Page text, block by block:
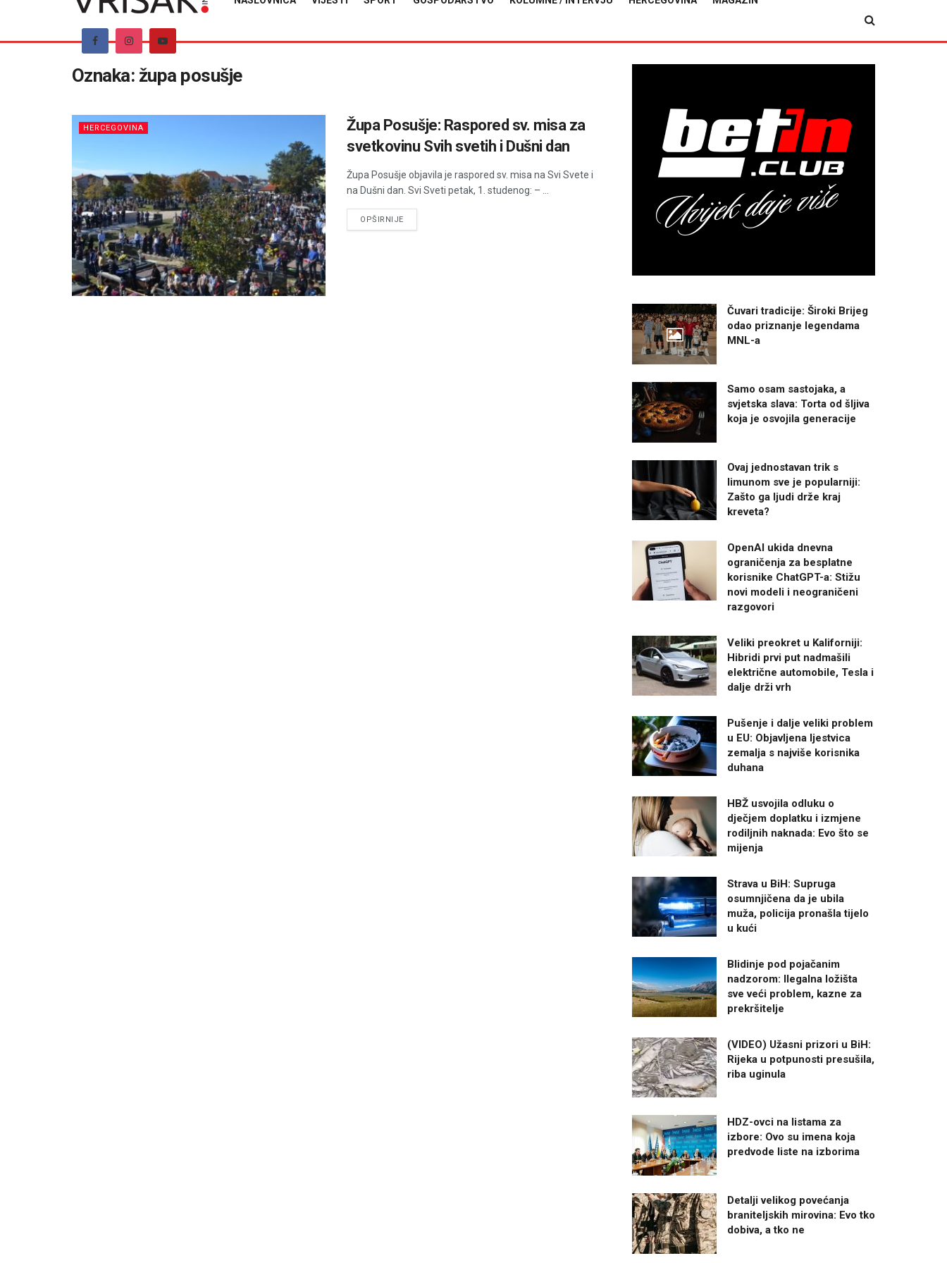
Oznaka: župa posušje
HERCEGOVINA
Župa Posušje: Raspored sv. misa za
svetkovinu Svih svetih i Dušni dan
Župa Posušje objavila je raspored sv. misa na Svi Svete i
na Dušni dan. Svi Sveti petak, 1. studenog: – ...
OPŠIRNIJEDETAILS
Čuvari tradicije: Široki Brijeg
odao priznanje legendama
MNL-a
Samo osam sastojaka, a
svjetska slava: Torta od šljiva
koja je osvojila generacije
Ovaj jednostavan trik s
limunom sve je popularniji:
Zašto ga ljudi drže kraj
kreveta?
OpenAI ukida dnevna
ograničenja za besplatne
korisnike ChatGPT-a: Stižu
novi modeli i neograničeni
razgovori
Veliki preokret u Kaliforniji:
Hibridi prvi put nadmašili
električne automobile, Tesla i
dalje drži vrh
Pušenje i dalje veliki problem
u EU: Objavljena ljestvica
zemalja s najviše korisnika
duhana
HBŽ usvojila odluku o
dječjem doplatku i izmjene
rodiljnih naknada: Evo što se
mijenja
Strava u BiH: Supruga
osumnjičena da je ubila
muža, policija pronašla tijelo
u kući
Blidinje pod pojačanim
nadzorom: Ilegalna ložišta
sve veći problem, kazne za
prekršitelje
(VIDEO) Užasni prizori u BiH:
Rijeka u potpunosti presušila,
riba uginula
HDZ-ovci na listama za
izbore: Ovo su imena koja
predvode liste na izborima
Detalji velikog povećanja
braniteljskih mirovina: Evo tko
dobiva, a tko ne